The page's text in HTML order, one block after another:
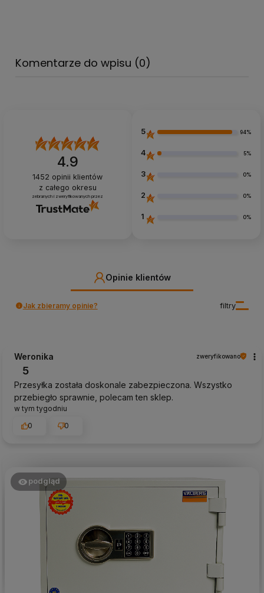
Komentarze do wpisu (0)
4.9
1452 opinii klientów
z całego okresu
zebranych i zweryfikowanych przez
5 94%
4 5%
3 0%
2 0%
1 0%
Opinie klientów
filtry
Jak zbieramy opinie?
Weronika zweryfikowano
5
Przesyłka została doskonale zabezpieczona. Wszystko
przebiegło sprawnie, polecam ten sklep.
w tym tygodniu
0
0
podgląd